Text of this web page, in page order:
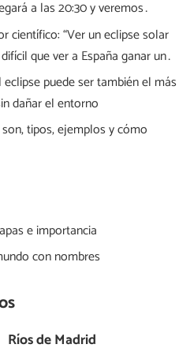
a las 20:30 y veremos
científico: “Ver un eclipse solar
que ver a España ganar un
puede ser también el más
dañar el entorno
tipos, ejemplos y cómo
e importancia
con nombres
Ríos de Madrid